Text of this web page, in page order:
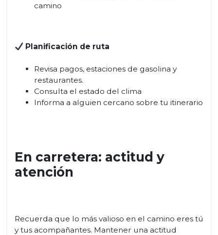
camino
Planificación de ruta
Revisa pagos, estaciones de gasolina y
restaurantes.
Consulta el estado del clima
Informa a alguien cercano sobre tu itinerario
En carretera: actitud y
atención
Recuerda que lo más valioso en el camino eres tú
y tus acompañantes. Mantener una actitud